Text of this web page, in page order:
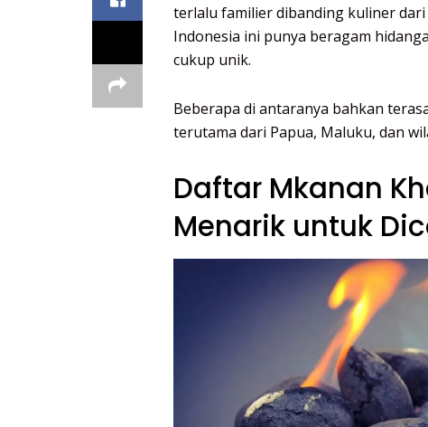
terlalu familier dibanding kuliner
Indonesia ini punya beragam
cukup unik.
Beberapa di antaranya bahkan
terutama dari Papua, Maluku, dan
Daftar Mkanan
Menarik untuk